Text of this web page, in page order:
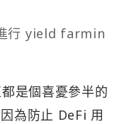
行 yield farmin
是個喜憂參半的
為防止 DeFi 用